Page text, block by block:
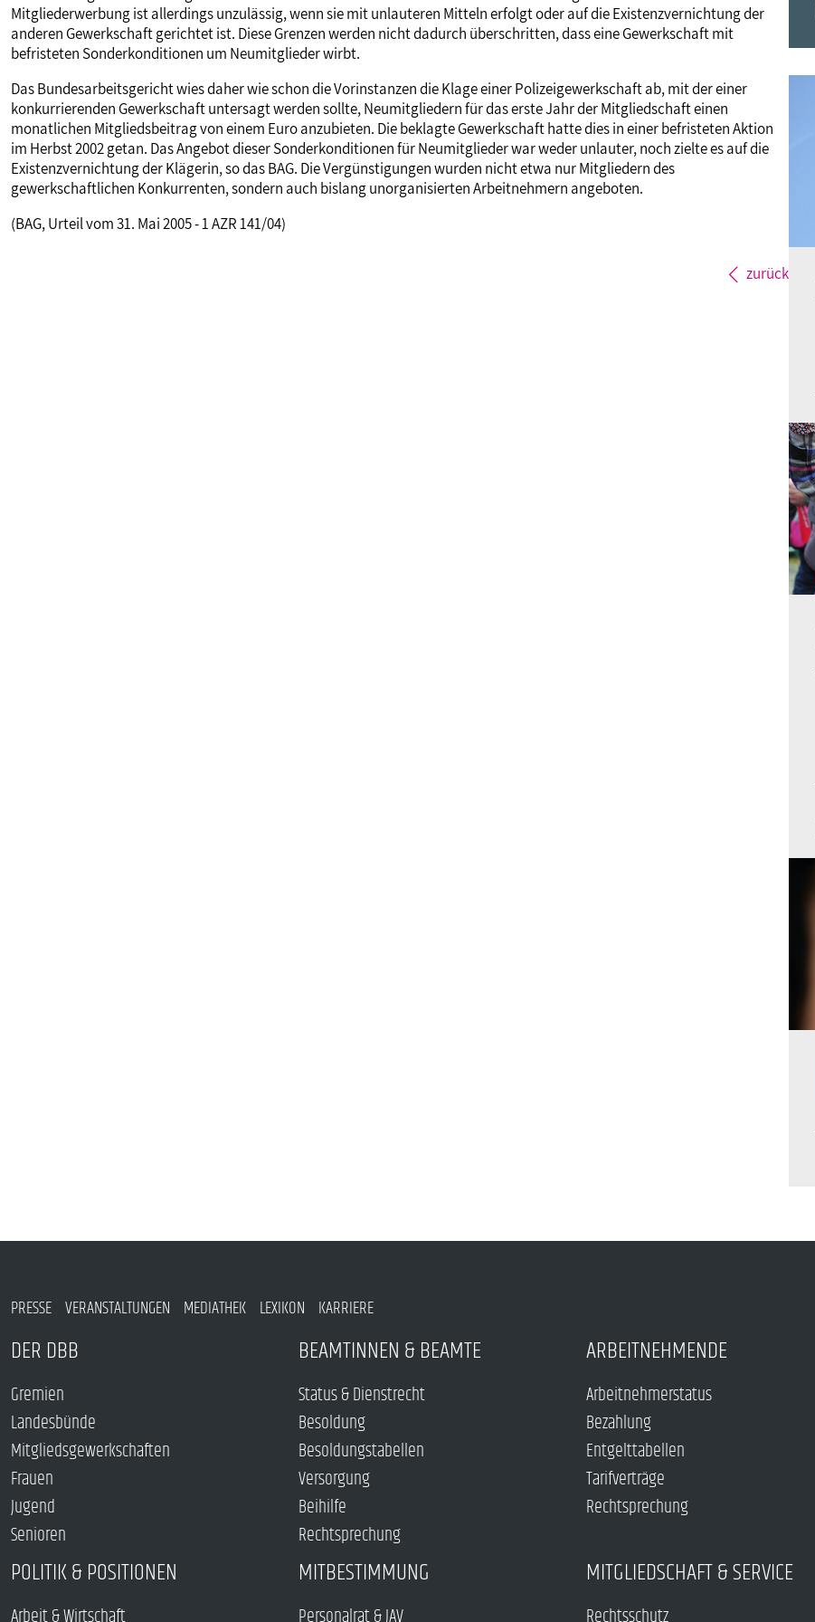
Frauen
Jugend
Senioren
Versorgung
Beihilfe
Rechtsprechung
Tarifverträge
Rechtsprechung
Bildung
Europa
MITBESTIMMUNG
MITGLIEDSCHAFT & SERVICE
Akademie
Verlag
Mitgliederwerbung ist allerdings unzulässig, wenn sie mit unlauteren Mitteln erfolgt oder auf die Existenzvernichtung der
anderen Gewerkschaft gerichtet ist. Diese Grenzen werden nicht dadurch überschritten, dass eine Gewerkschaft mit
befristeten Sonderkonditionen um Neumitglieder wirbt.
Das Bundesarbeitsgericht wies daher wie schon die Vorinstanzen die Klage einer Polizeigewerkschaft ab, mit der einer
konkurrierenden Gewerkschaft untersagt werden sollte, Neumitgliedern für das erste Jahr der Mitgliedschaft einen
monatlichen Mitgliedsbeitrag von einem Euro anzubieten. Die beklagte Gewerkschaft hatte dies in einer befristeten Aktion
im Herbst 2002 getan. Das Angebot dieser Sonderkonditionen für Neumitglieder war weder unlauter, noch zielte es auf die
Existenzvernichtung der Klägerin, so das BAG. Die Vergünstigungen wurden nicht etwa nur Mitgliedern des
gewerkschaftlichen Konkurrenten, sondern auch bislang unorganisierten Arbeitnehmern angeboten.
(BAG, Urteil vom 31. Mai 2005 - 1 AZR 141/04)
zurück
PRESSE VERANSTALTUNGEN MEDIATHEK LEXIKON KARRIERE
DER DBB
Gremien
Landesbünde
Mitgliedsgewerkschaften
Frauen
Jugend
Senioren
BEAMTINNEN & BEAMTE
Status & Dienstrecht
Besoldung
Besoldungstabellen
Versorgung
Beihilfe
Rechtsprechung
ARBEITNEHMENDE
Arbeitnehmerstatus
Bezahlung
Entgelttabellen
Tarifverträge
Rechtsprechung
POLITIK & POSITIONEN MITBESTIMMUNG MITGLIEDSCHAFT & SERVICE